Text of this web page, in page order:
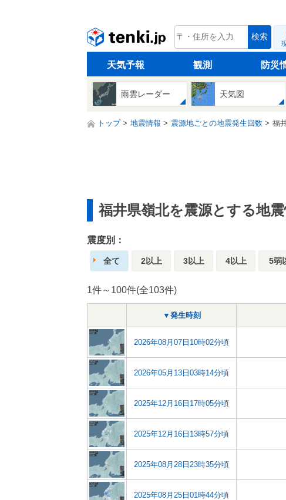
tenki.jp 検索
天気予報 観測 防災
雨雲レーダー 天気図
トップ 地震情報 震源地ごとの地震発生回数 福
福井県嶺北を震源とする地
震度別：
全て 2以上 3以上 4以上 5弱
1件～100件(全103件)
▼発生時刻
2026年08月07日10時02分頃
2026年05月13日03時14分頃
2025年12月16日17時05分頃
2025年12月16日13時57分頃
2025年08月28日23時35分頃
2025年08月25日01時44分頃